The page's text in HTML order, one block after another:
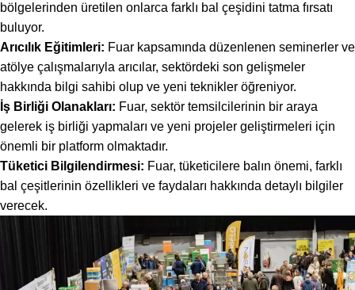
bölgelerinden üretilen onlarca farklı bal çeşidini tatma fırsatı
buluyor.
Arıcılık Eğitimleri: Fuar kapsamında düzenlenen seminerler ve
atölye çalışmalarıyla arıcılar, sektördeki son gelişmeler
hakkında bilgi sahibi olup ve yeni teknikler öğreniyor.
İş Birliği Olanakları: Fuar, sektör temsilcilerinin bir araya
gelerek iş birliği yapmaları ve yeni projeler geliştirmeleri için
önemli bir platform olmaktadır.
Tüketici Bilgilendirmesi: Fuar, tüketicilere balın önemi, farklı
bal çeşitlerinin özellikleri ve faydaları hakkında detaylı bilgiler
verecek.